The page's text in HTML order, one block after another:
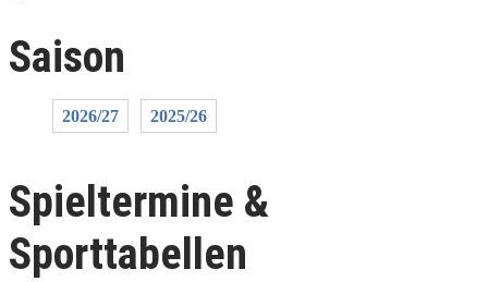
Saison
2026/27 2025/26
Spieltermine &
Sporttabellen